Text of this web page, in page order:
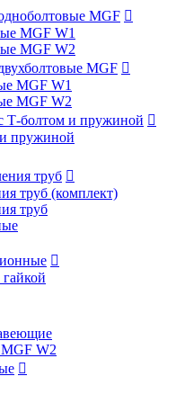
MGF 
MGF W1
MGF W2
MGF 
MGF W1
MGF W2
Т-болтом и пружиной 
пружиной
труб 
труб (комплект)
труб

W2
